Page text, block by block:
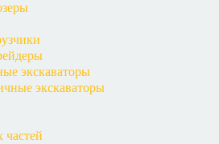
экскаваторы
экскаваторы
частей